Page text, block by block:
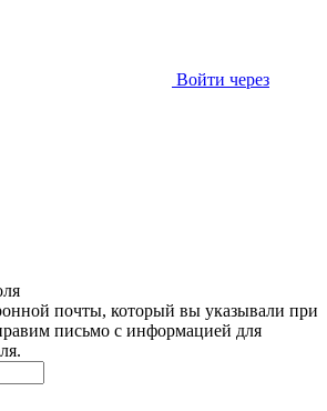
Войти через
почты, который вы указывали при
письмо с информацией для